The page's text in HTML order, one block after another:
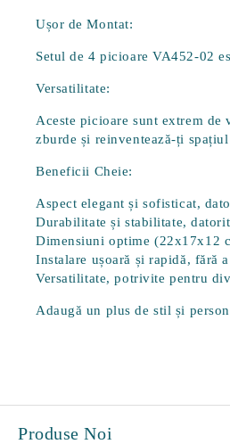
Ușor de Montat:
Setul de 4 picioare VA452-02
Versatilitate:
Aceste picioare sunt extrem
zburde și reinventează-ți
Beneficii Cheie:
Aspect elegant și sofisticat,
Durabilitate și stabilitate,
Dimensiuni optime (22x17x12
Instalare ușoară și rapidă, fără
Versatilitate, potrivite pentru
Adaugă un plus de stil și
Produse Noi